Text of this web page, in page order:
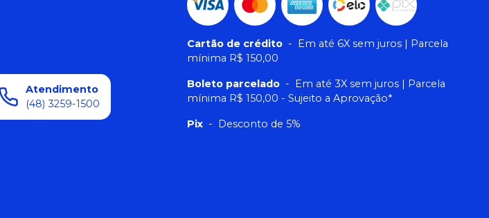
Atendimento
(48) 3259-1500
Cartão de crédito -
Em até 6X sem juros | Parcela
mínima R$ 150,00
Boleto parcelado -
Em até 3X sem juros | Parcela
mínima R$ 150,00 - Sujeito a Aprovação*
Pix - Desconto de 5%